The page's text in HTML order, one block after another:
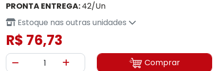
PRONTA ENTREGA:42/Un
Estoque nas outras unidades
R$ 76,73
Comprar